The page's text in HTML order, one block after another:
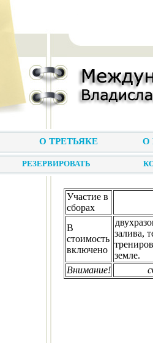
О ТРЕТЬЯКЕ О
РЕЗЕРВИРОВАТЬ
Участие в
сборах
В
стоимость
включено
залива,
земле.
Внимание!